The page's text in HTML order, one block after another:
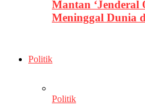
Mantan ‘Jenderal
Meninggal Dunia
Politik
Politik